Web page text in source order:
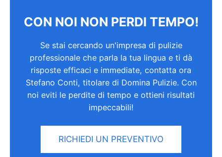
CON NOI NON PERDI TEMPO!
Se stai cercando un'impresa di pulizie
professionale che parla la tua lingua e ti dà
risposte efficaci e immediate, contatta ora
Stefano Conti, titolare di Domina Pulizie. Con
noi eviti le perdite di tempo e ottieni risultati
impeccabili!
RICHIEDI UN PREVENTIVO